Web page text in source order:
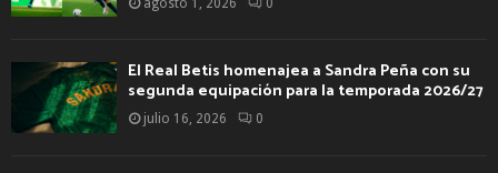
agosto 1, 2026 0
El Real Betis homenajea a Sandra Peña con su
segunda equipación para la temporada 2026/27
julio 16, 2026 0